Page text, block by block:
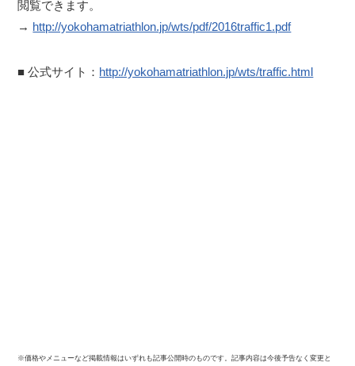
閲覧できます。
→ http://yokohamatriathlon.jp/wts/pdf/2016traffic1.pdf
■ 公式サイト： http://yokohamatriathlon.jp/wts/traffic.html
※価格やメニューなど掲載情報はいずれも記事公開時のものです。記事内容は今後予告なく変更と